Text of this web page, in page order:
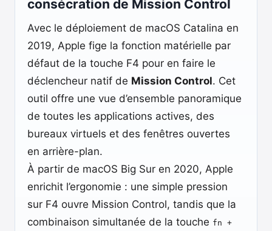
consécration de Mission Control
Avec le déploiement de macOS Catalina en
2019, Apple fige la fonction matérielle par
défaut de la touche F4 pour en faire le
déclencheur natif de Mission Control. Cet
outil offre une vue d’ensemble panoramique
de toutes les applications actives, des
bureaux virtuels et des fenêtres ouvertes
en arrière-plan.
À partir de macOS Big Sur en 2020, Apple
enrichit l’ergonomie : une simple pression
sur F4 ouvre Mission Control, tandis que la
combinaison simultanée de la touche fn +